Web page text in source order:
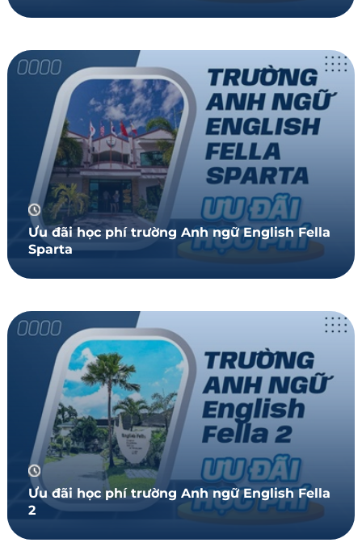
Ưu đãi học phí trường Anh ngữ English Fella
Sparta
Ưu đãi học phí trường Anh ngữ English Fella
2